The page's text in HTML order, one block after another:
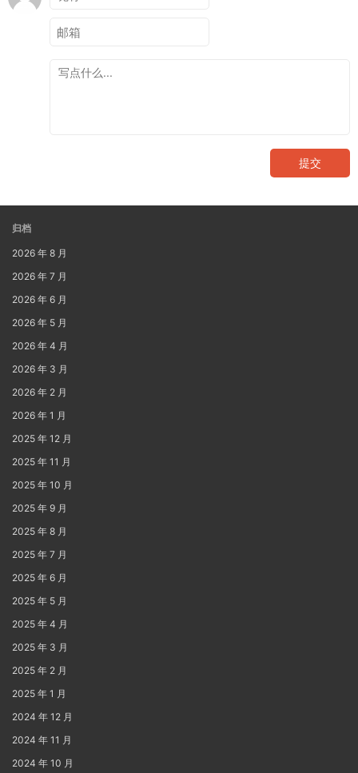
提交
归档
2026 年 8 月
2026 年 7 月
2026 年 6 月
2026 年 5 月
2026 年 4 月
2026 年 3 月
2026 年 2 月
2026 年 1 月
2025 年 12 月
2025 年 11 月
2025 年 10 月
2025 年 9 月
2025 年 8 月
2025 年 7 月
2025 年 6 月
2025 年 5 月
2025 年 4 月
2025 年 3 月
2025 年 2 月
2025 年 1 月
2024 年 12 月
2024 年 11 月
2024 年 10 月